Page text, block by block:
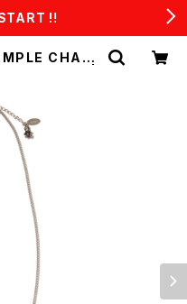
!!